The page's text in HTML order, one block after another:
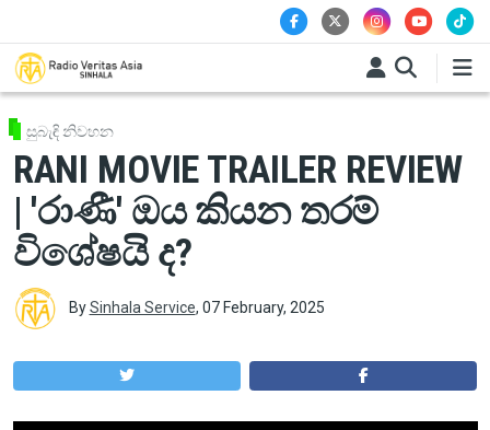
සුබැඳි නිවහන
RANI MOVIE TRAILER REVIEW
| 'රාණී' ඔය කියන තරම්
විශේෂයි ද?
BySinhala Service, 07 February, 2025